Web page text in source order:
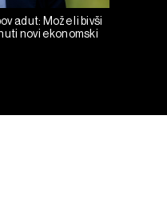
adut: Može li bivši
novi ekonomski